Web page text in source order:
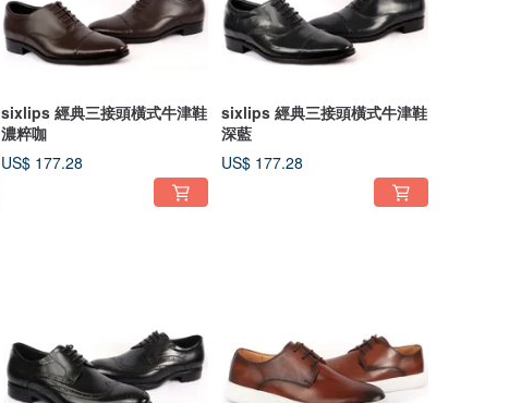
sixlips 經典三接頭橫式牛津鞋
濃粹咖
US$ 177.28
sixlips 經典三接頭橫式牛津鞋
深藍
US$ 177.28